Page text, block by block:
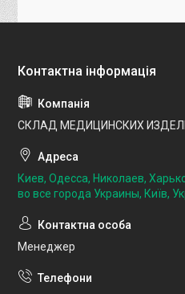
СКЛАД МЕДИЦИНСКИХ
Киев, Одесса, Николаев,
во все города Украины, Київ,
Менеджер